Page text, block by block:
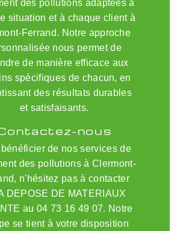
des pollutions adaptées à
situation et à chaque client à
Ferrand. Notre approche
nous permet de
de manière efficace aux
spécifiques de chacun, en
des résultats durables
et satisfaisants.
nous
bénéficier de nos services de
des pollutions à Clermont-
n'hésitez pas à contacter
DEPOSE DE MATERIAUX
au 04 73 16 49 07. Notre
se tient à votre disposition